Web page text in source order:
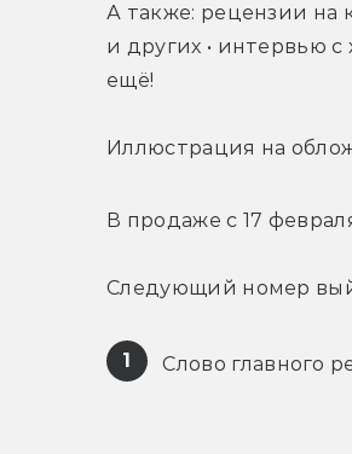
А также: рецензии на
и других • интервью
ещё!
Иллюстрация на
В продаже с 17
Следующий номер
1 Слово главного